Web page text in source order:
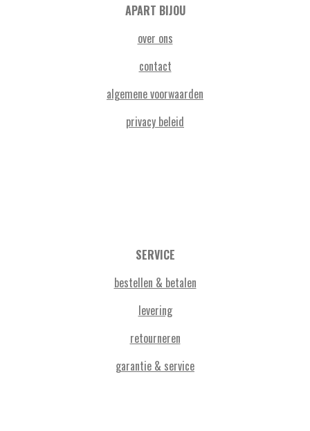
APART BIJOU
over ons
contact
algemene voorwaarden
privacy beleid
SERVICE
bestellen & betalen
levering
retourneren
garantie & service